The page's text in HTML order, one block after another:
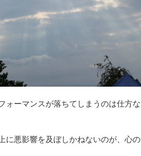
ォーマンスが落ちてしまうのは仕方な
に悪影響を及ぼしかねないのが、心の